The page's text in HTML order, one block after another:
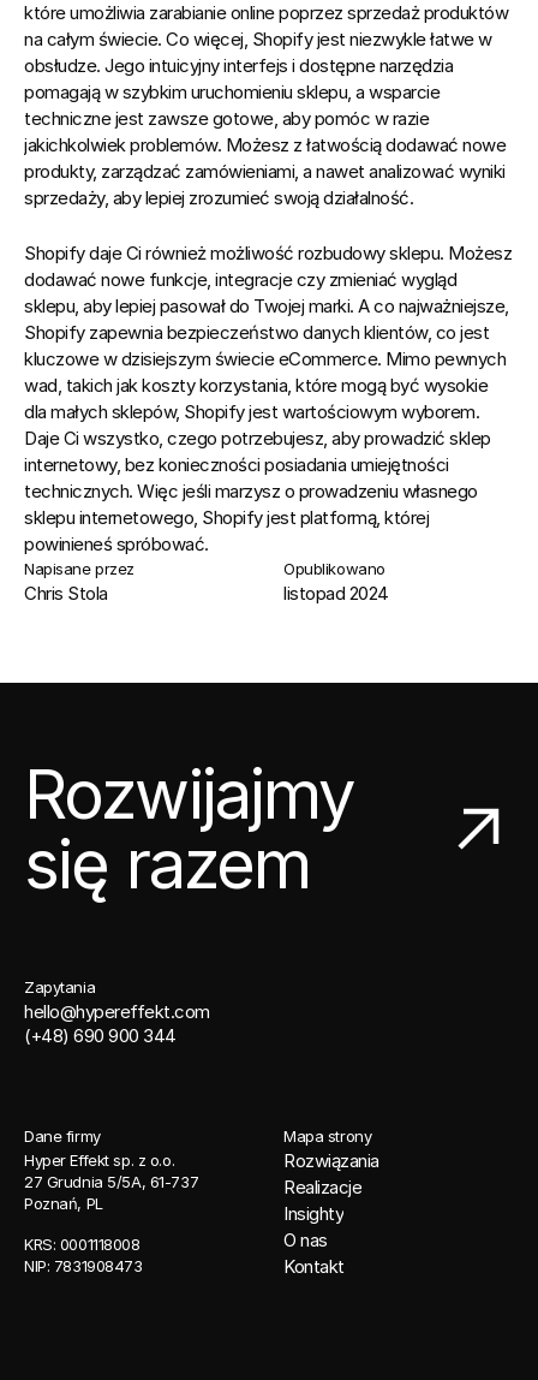
które umożliwia zarabianie online poprzez sprzedaż produktów
na całym świecie. Co więcej, Shopify jest niezwykle łatwe w
obsłudze. Jego intuicyjny interfejs i dostępne narzędzia
pomagają w szybkim uruchomieniu sklepu, a wsparcie
techniczne jest zawsze gotowe, aby pomóc w razie
jakichkolwiek problemów. Możesz z łatwością dodawać nowe
produkty, zarządzać zamówieniami, a nawet analizować wyniki
sprzedaży, aby lepiej zrozumieć swoją działalność.
Shopify daje Ci również możliwość rozbudowy sklepu. Możesz
dodawać nowe funkcje, integracje czy zmieniać wygląd
sklepu, aby lepiej pasował do Twojej marki. A co najważniejsze,
Shopify zapewnia bezpieczeństwo danych klientów, co jest
kluczowe w dzisiejszym świecie eCommerce. Mimo pewnych
wad, takich jak koszty korzystania, które mogą być wysokie
dla małych sklepów, Shopify jest wartościowym wyborem.
Daje Ci wszystko, czego potrzebujesz, aby prowadzić sklep
internetowy, bez konieczności posiadania umiejętności
technicznych. Więc jeśli marzysz o prowadzeniu własnego
sklepu internetowego, Shopify jest platformą, której
powinieneś spróbować.
Napisane przez
Chris Stola
Opublikowano
listopad 2024
Rozwijajmy
się razem
Zapytania
hello@hypereffekt.com
(+48) 690 900 344
Dane firmy
Hyper Effekt sp. z o.o.
27 Grudnia 5/5A, 61-737
Poznań, PL
KRS: 0001118008
NIP: 7831908473
Mapa strony
Rozwiązania
Realizacje
Insighty
O nas
Kontakt